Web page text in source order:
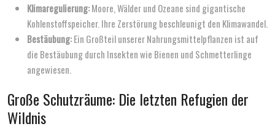
Klimaregulierung:Moore, Wälder und Ozeane sind gigantische
Kohlenstoffspeicher. Ihre Zerstörung beschleunigt den Klimawandel.
Bestäubung:Ein Großteil unserer Nahrungsmittelpflanzen ist auf
die Bestäubung durch Insekten wie Bienen und Schmetterlinge
angewiesen.
Große Schutzräume: Die letzten Refugien der
Wildnis